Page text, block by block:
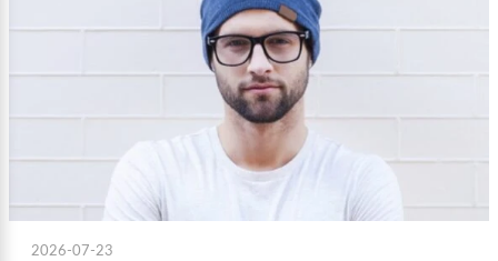
2026-07-23